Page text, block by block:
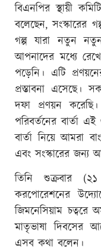
বিএনপির স্থায়ী
বলেছেন, সংস্কারের
গল্প যারা নতুন
আপনাদের মধ্যে
পড়েনি। এটি
প্রস্তাবনা এসেছে।
দফা প্রণয়ন
পরিবর্তনের বার্তা
বার্তা নিয়ে আমরা
এবং সংস্কারের জন্য
তিনি শুক্রবার (২১
করপোরেশনের
জিমনেসিয়াম চত্বরে
মাতৃভাষা দিবসের
এসব কথা বলেন।